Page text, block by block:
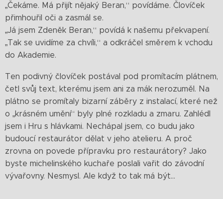
„Čekáme. Má přijít nějaký Beran,“ povídáme. Človíček
přimhouřil oči a zasmál se.
„Já jsem Zdeněk Beran,“ povídá k našemu překvapení.
„Tak se uvidíme za chvíli,“ a odkráčel směrem k vchodu
do Akademie.
Ten podivný človíček postával pod promítacím plátnem,
četl svůj text, kterému jsem ani za mák nerozuměl. Na
plátno se promítaly bizarní záběry z instalací, které než
o „krásném umění“ byly plné rozkladu a zmaru. Zahlédl
jsem i Hru s hlávkami. Nechápal jsem, co budu jako
budoucí restaurátor dělat v jeho atelieru. A proč
zrovna on povede přípravku pro restaurátory? Jako
byste michelinského kuchaře poslali vařit do závodní
vývařovny. Nesmysl. Ale když to tak má být…